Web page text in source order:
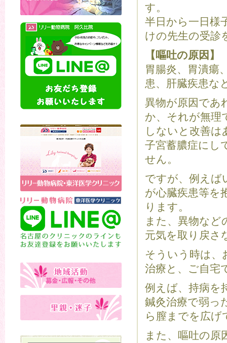
す。
半日から一日様
けの先生の受診
【嘔吐の原因】
胃腸炎、胃潰瘍
患、肝臓疾患な
異物が原因であ
か、それが無理
しないと改善は
子宮蓄膿症にし
せん。
ですが、例えば
が心臓疾患等を
ります。
また、異物など
元気を取り戻さ
そういう時は、
治療と、ご自宅
例えば、持病を
鍼灸治療で弱っ
ら膣までを広げ
また、嘔吐の原